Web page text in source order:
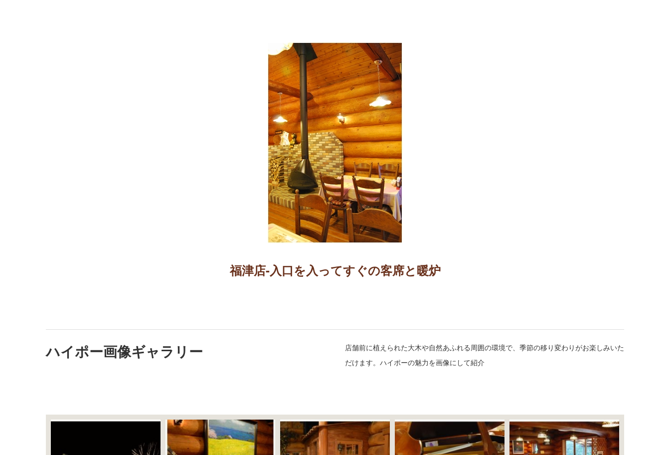
福津店-入口を入ってすぐの客席と暖炉
ハイポー画像ギャラリー
店舗前に植えられた大木や自然あふれる周囲の環境で、季節の移り変わりがお楽しみいた
だけます。ハイポーの魅力を画像にして紹介